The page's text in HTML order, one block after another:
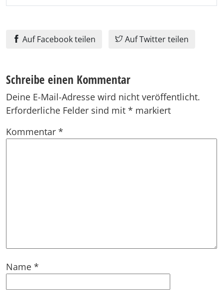
Auf Facebook teilen Auf Twitter teilen
Schreibe einen Kommentar
Deine E-Mail-Adresse wird nicht veröffentlicht.
Erforderliche Felder sind mit * markiert
Kommentar *
Name *